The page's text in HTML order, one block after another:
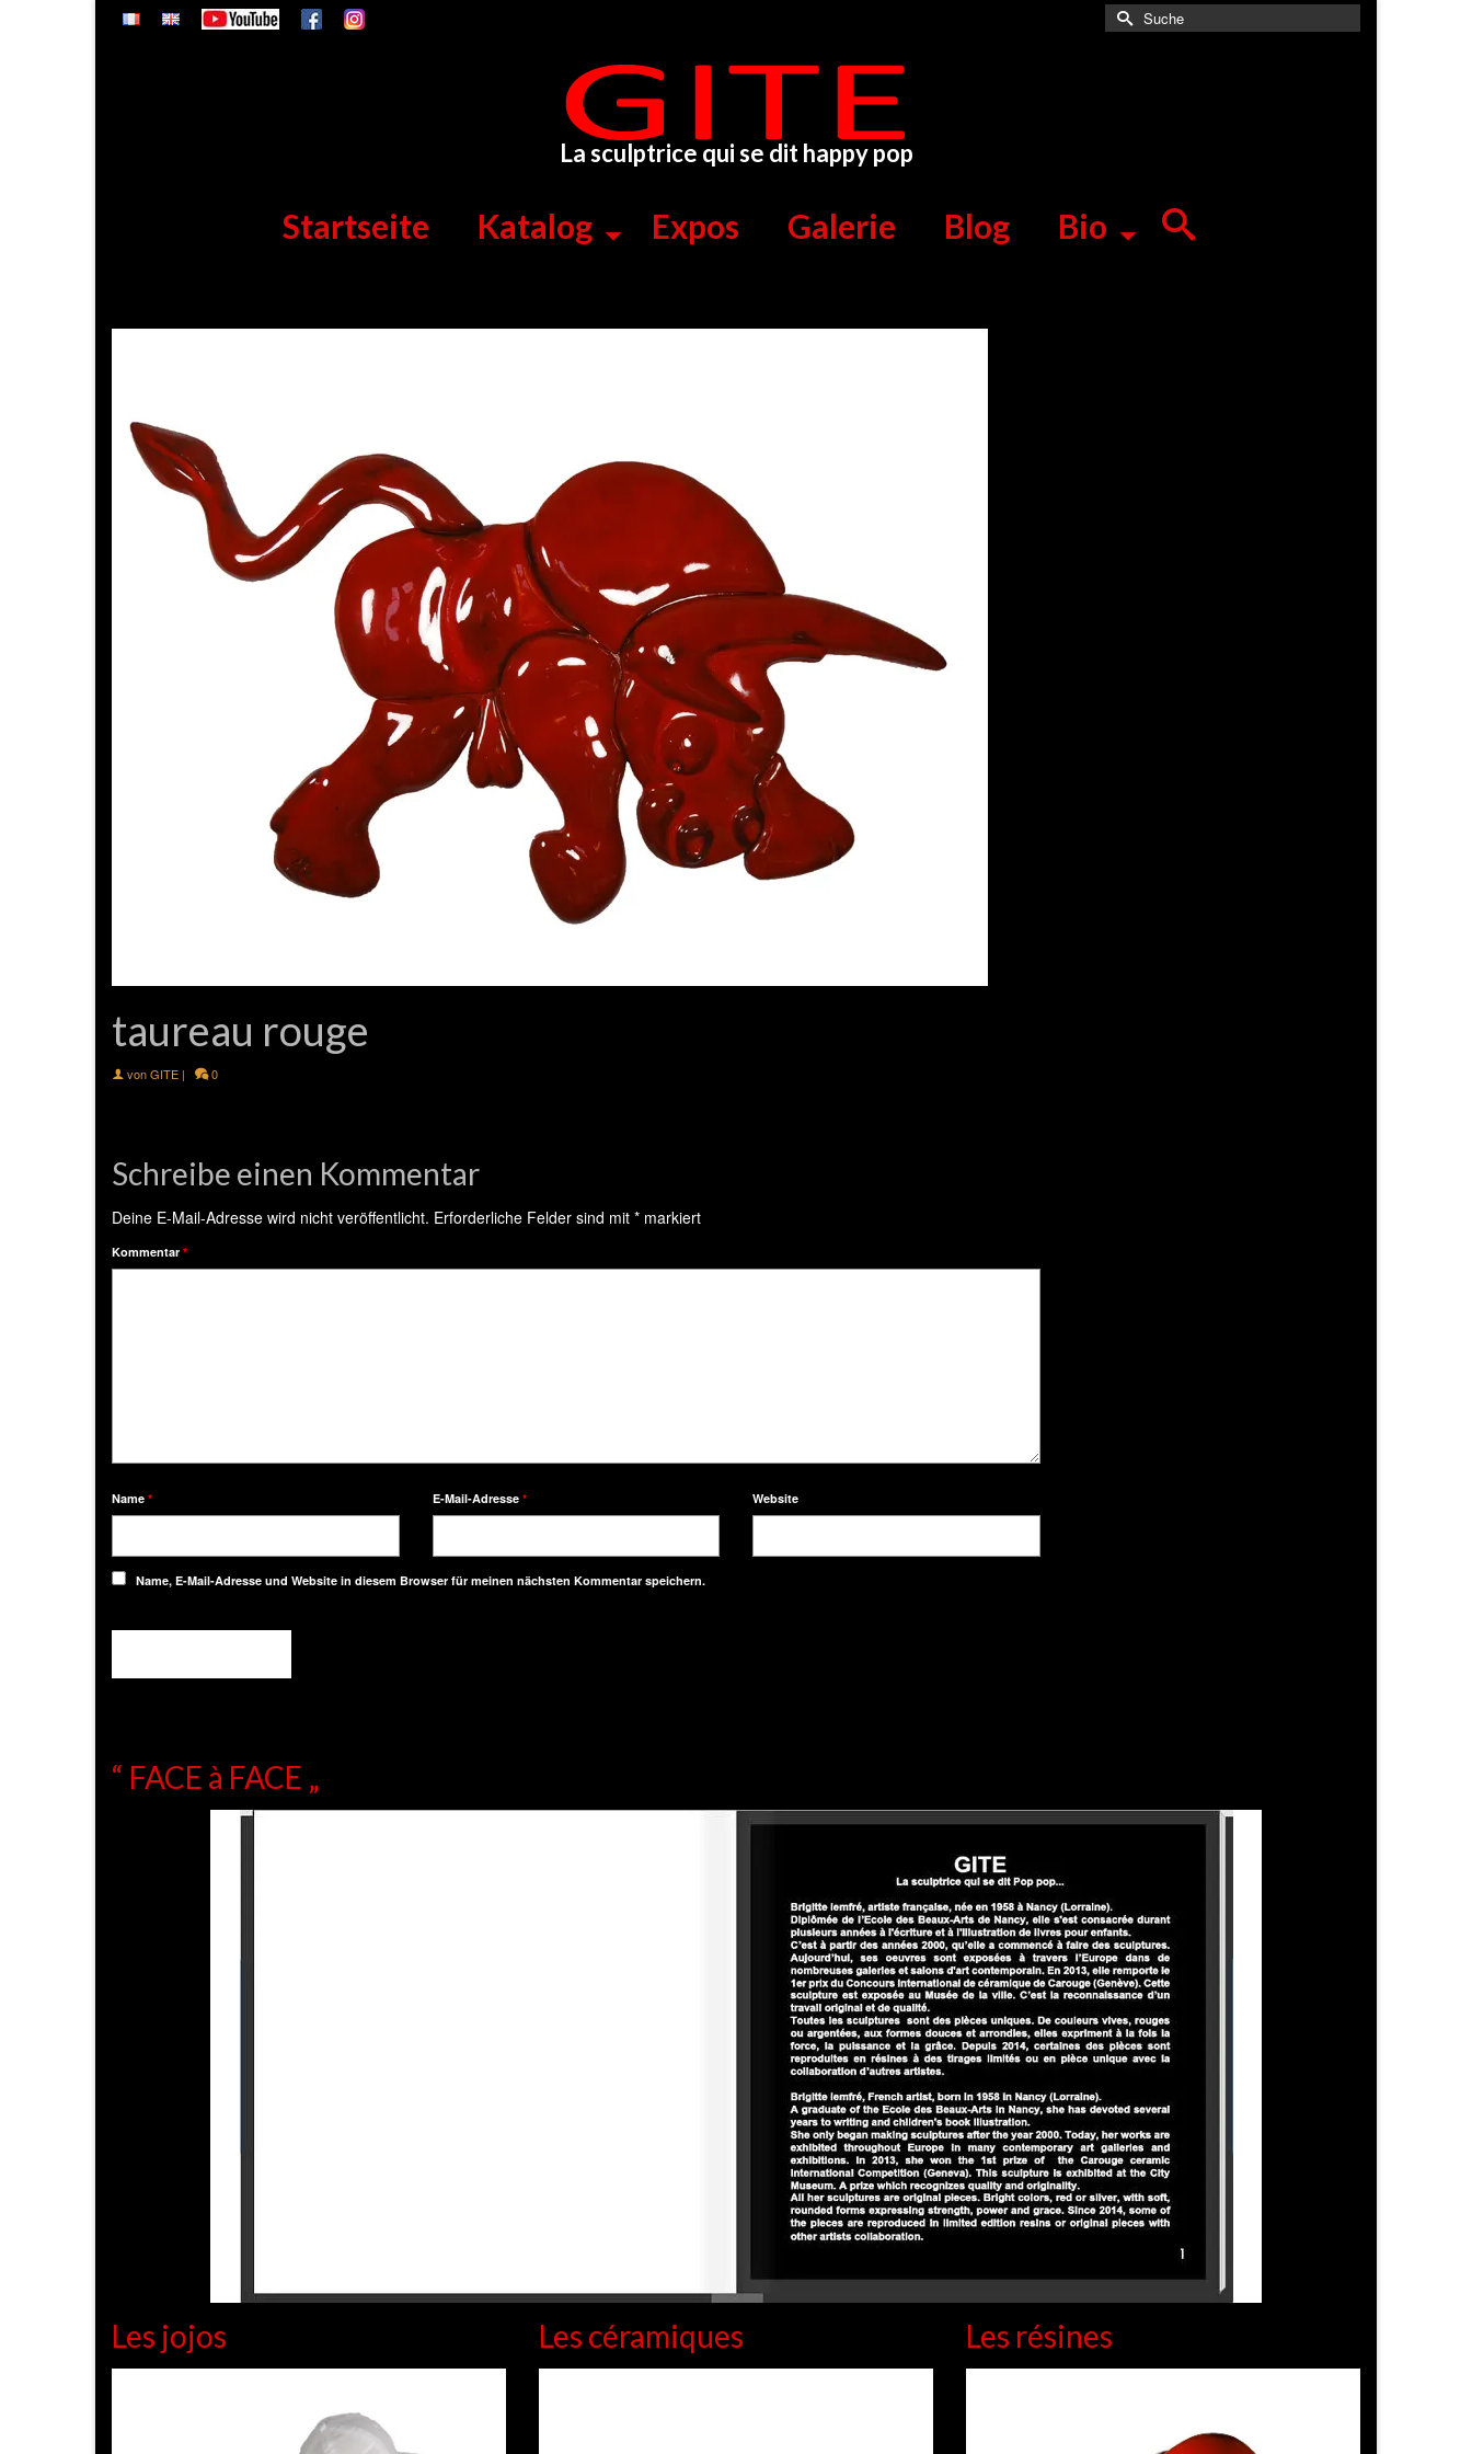
Suche
nach:
La sculptrice qui se dit happy pop
Startseite Katalog Expos Galerie Blog Bio
taureau rouge
vonGITE | 0
Schreibe einen Kommentar
Deine E-Mail-Adresse wird nicht veröffentlicht. Erforderliche Felder sind mit * markiert
Kommentar *
Name * E-Mail-Adresse * Website
Name, E-Mail-Adresse und Website in diesem Browser für meinen nächsten Kommentar speichern.
“ FACE à FACE „
Les jojos Les céramiques Les résines